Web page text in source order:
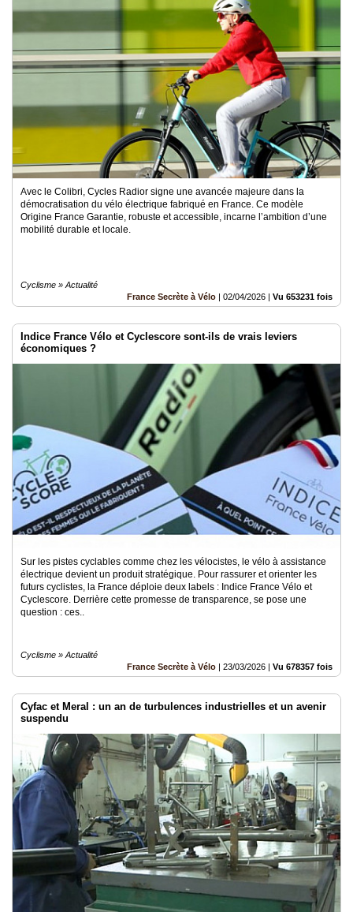
Avec le Colibri, Cycles Radior signe une avancée majeure dans la
démocratisation du vélo électrique fabriqué en France. Ce modèle
Origine France Garantie, robuste et accessible, incarne l’ambition d’une
mobilité durable et locale.
Cyclisme » Actualité
France Secrète à Vélo | 02/04/2026 | Vu 653231 fois
Indice France Vélo et Cyclescore sont-ils de vrais leviers
économiques ?
Sur les pistes cyclables comme chez les vélocistes, le vélo à assistance
électrique devient un produit stratégique. Pour rassurer et orienter les
futurs cyclistes, la France déploie deux labels : Indice France Vélo et
Cyclescore. Derrière cette promesse de transparence, se pose une
question : ces..
Cyclisme » Actualité
France Secrète à Vélo | 23/03/2026 | Vu 678357 fois
Cyfac et Meral : un an de turbulences industrielles et un avenir
suspendu